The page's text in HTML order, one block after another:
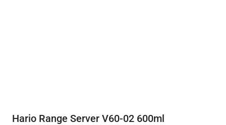
Hario Range Server V60-02 600ml